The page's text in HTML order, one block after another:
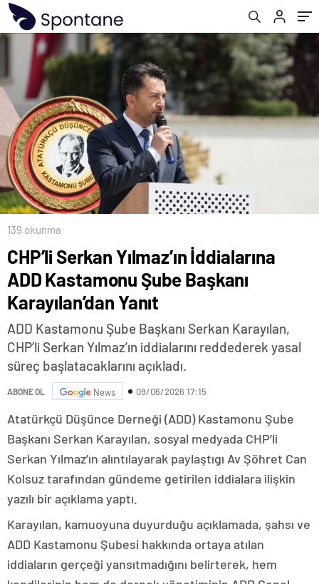
139 okunma
CHP’li Serkan Yılmaz’ın İddialarına
ADD Kastamonu Şube Başkanı
Karayılan’dan Yanıt
ADD Kastamonu Şube Başkanı Serkan Karayılan,
CHP’li Serkan Yılmaz’ın iddialarını reddederek yasal
süreç başlatacaklarını açıkladı.
ABONE OL News 09/06/2026 17:15
Atatürkçü Düşünce Derneği (ADD) Kastamonu Şube
Başkanı Serkan Karayılan, sosyal medyada CHP’li
Serkan Yılmaz’ın alıntılayarak paylaştıgı Av Şöhret Can
Kolsuz tarafından gündeme getirilen iddialara ilişkin
yazılı bir açıklama yaptı.
Karayılan, kamuoyuna duyurduğu açıklamada, şahsı ve
ADD Kastamonu Şubesi hakkında ortaya atılan
iddiaların gerçeği yansıtmadığını belirterek, hem